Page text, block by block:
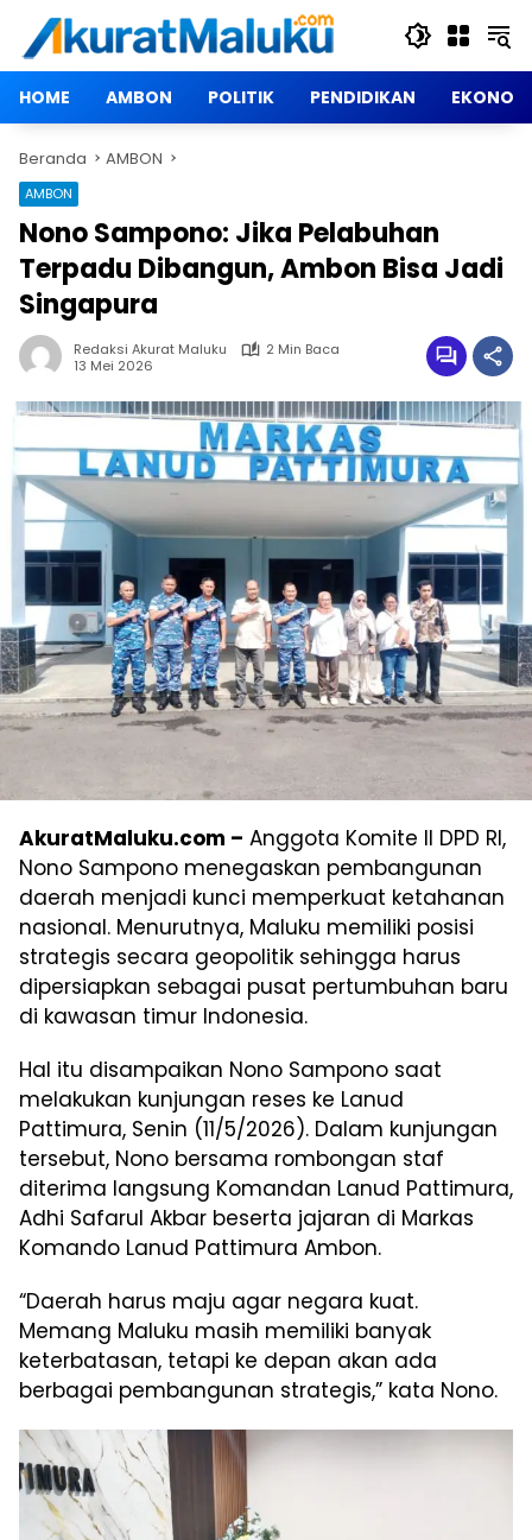
konten
HOME
AMBON POLITIK PENDIDIKAN
Beranda AMBON
AMBON
Nono Sampono: Jika Pelabuhan
Terpadu Dibangun, Ambon Bisa Jadi
Singapura
Redaksi Akurat Maluku
2 Min Baca
13 Mei 2026
AkuratMaluku.com – Anggota Komite II DPD RI,
Nono Sampono menegaskan pembangunan
daerah menjadi kunci memperkuat ketahanan
nasional. Menurutnya, Maluku memiliki posisi
strategis secara geopolitik sehingga harus
dipersiapkan sebagai pusat pertumbuhan baru
di kawasan timur Indonesia.
Hal itu disampaikan Nono Sampono saat
melakukan kunjungan reses ke Lanud
Pattimura, Senin (11/5/2026). Dalam kunjungan
tersebut, Nono bersama rombongan staf
diterima langsung Komandan Lanud Pattimura,
Adhi Safarul Akbar beserta jajaran di Markas
Komando Lanud Pattimura Ambon.
“Daerah harus maju agar negara kuat.
Memang Maluku masih memiliki banyak
keterbatasan, tetapi ke depan akan ada
berbagai pembangunan strategis,” kata Nono.